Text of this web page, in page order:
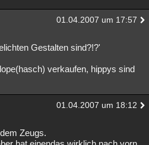
01.04.2007 um 17:57
Gestalten sind?!?'
verkaufen, hippys sind
01.04.2007 um 18:12
Zeugs.